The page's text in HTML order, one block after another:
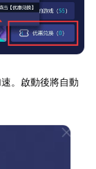
。啟動後將自動